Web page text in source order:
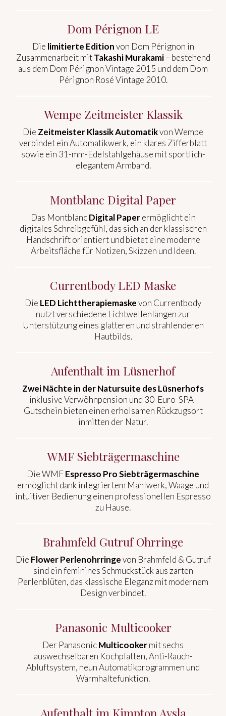
Dom Pérignon LE
Die limitierte Editionvon Dom Pérignon in
Zusammenarbeit mitTakashi Murakami– bestehend
aus dem Dom Pérignon Vintage 2015 und dem Dom
Pérignon Rosé Vintage 2010.
Wempe Zeitmeister Klassik
Die Zeitmeister Klassik Automatikvon Wempe
verbindet ein Automatikwerk, ein klares Zifferblatt
sowie ein 31-mm-Edelstahlgehäuse mit sportlich-
elegantem Armband.
Montblanc Digital Paper
Das MontblancDigital Paperermöglicht ein
digitales Schreibgefühl, das sich an der klassischen
Handschrift orientiert und bietet eine moderne
Arbeitsfläche für Notizen, Skizzen und Ideen.
Currentbody LED Maske
Die LED Lichttherapiemaskevon Currentbody
nutzt verschiedene Lichtwellenlängen zur
Unterstützung eines glatteren und strahlenderen
Hautbilds.
Aufenthalt im Lüsnerhof
Zwei Nächte in der Natursuite des Lüsnerhofs
inklusive Verwöhnpension und 30-Euro-SPA-
Gutschein bieten einen erholsamen Rückzugsort
inmitten der Natur.
WMF Siebträgermaschine
Die WMFEspresso Pro Siebträgermaschine
ermöglicht dank integriertem Mahlwerk, Waage und
intuitiver Bedienung einen professionellen Espresso
zu Hause.
Brahmfeld Gutruf Ohrringe
Die Flower Perlenohrringevon Brahmfeld & Gutruf
sind ein feminines Schmuckstück aus zarten
Perlenblüten, das klassische Eleganz mit modernem
Design verbindet.
Panasonic Multicooker
Der PanasonicMulticookermit sechs
auswechselbaren Kochplatten, Anti-Rauch-
Abluftsystem, neun Automatikprogrammen und
Warmhaltefunktion.
Aufenthalt im Kimpton Aysla